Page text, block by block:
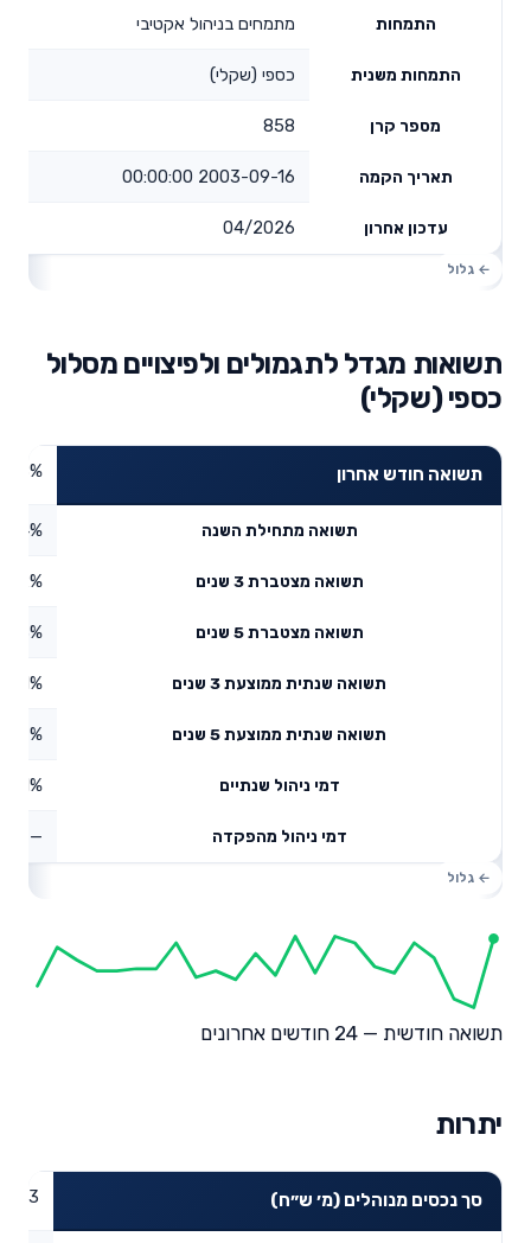
התמחות מתמחים בניהול אקטיבי
התמחות משנית כספי (שקלי)
מספר קרן 858
תאריך הקמה 2003-09-16 00:00:00
עדכון אחרון 04/2026
תשואות מגדל לתגמולים ולפיצויים מסלול
כספי (שקלי)
תשואה חודש אחרון
תשואה מתחילת השנה
תשואה מצטברת 3 שנים
תשואה מצטברת 5 שנים
תשואה שנתית ממוצעת 3 שנים
תשואה שנתית ממוצעת 5 שנים
דמי ניהול שנתיים
דמי ניהול מהפקדה —
תשואה חודשית — 24 חודשים אחרונים
יתרות
סך נכסים מנוהלים (מ׳ ש״ח)